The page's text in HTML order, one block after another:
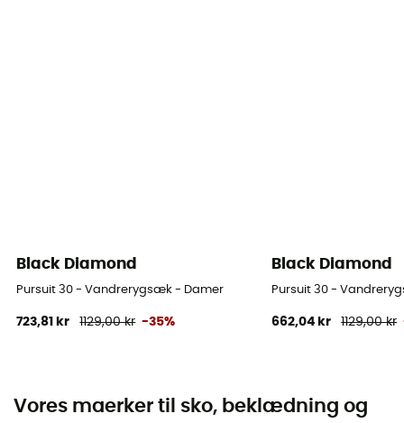
Black Diamond
Pursuit 30 - Vandrerygsæk - Damer
723,81 kr 1129,00 kr -35%
Black Diamond
Pursuit 30 -
662,04 kr 1129,00 kr
Vores maerker til sko, beklædning og